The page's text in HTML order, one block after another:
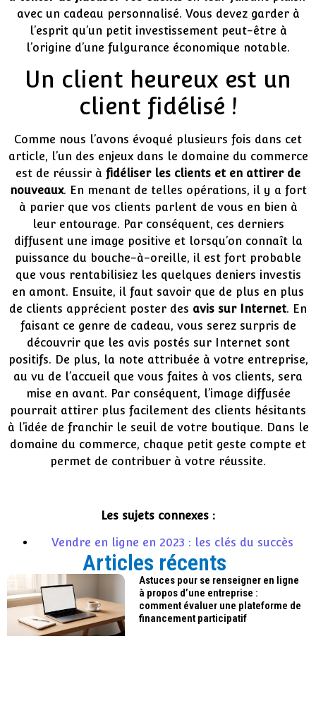
avec un cadeau personnalisé. Vous devez garder à
l’esprit qu’un petit investissement peut-être à
l’origine d’une fulgurance économique notable.
Un client heureux est un
client fidélisé !
Comme nous l’avons évoqué plusieurs fois dans cet
article, l’un des enjeux dans le domaine du commerce
est de réussir à fidéliser les clients et en attirer de
nouveaux. En menant de telles opérations, il y a fort
à parier que vos clients parlent de vous en bien à
leur entourage. Par conséquent, ces derniers
diffusent une image positive et lorsqu’on connaît la
puissance du bouche-à-oreille, il est fort probable
que vous rentabilisiez les quelques deniers investis
en amont. Ensuite, il faut savoir que de plus en plus
de clients apprécient poster des avis sur Internet. En
faisant ce genre de cadeau, vous serez surpris de
découvrir que les avis postés sur Internet sont
positifs. De plus, la note attribuée à votre entreprise,
au vu de l’accueil que vous faites à vos clients, sera
mise en avant. Par conséquent, l’image diffusée
pourrait attirer plus facilement des clients hésitants
à l’idée de franchir le seuil de votre boutique. Dans le
domaine du commerce, chaque petit geste compte et
permet de contribuer à votre réussite.
Les sujets connexes :
Vendre en ligne en 2023 : les clés du succès
Articles récents
Astuces pour se renseigner en ligne
à propos d’une entreprise :
comment évaluer une plateforme de
financement participatif